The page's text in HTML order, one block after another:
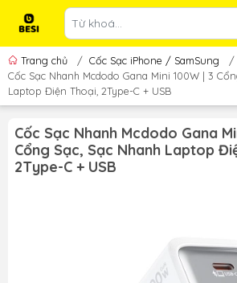
Trang chủ / Cốc Sạc iPhone / SamSung
/
Cốc Sạc Nhanh Mcdodo Gana Mini 100W | 3
Laptop Điện Thoại, 2Type-C + USB
Cốc Sạc Nhanh Mcdodo Gana
Cổng Sạc, Sạc Nhanh Laptop
2Type-C + USB